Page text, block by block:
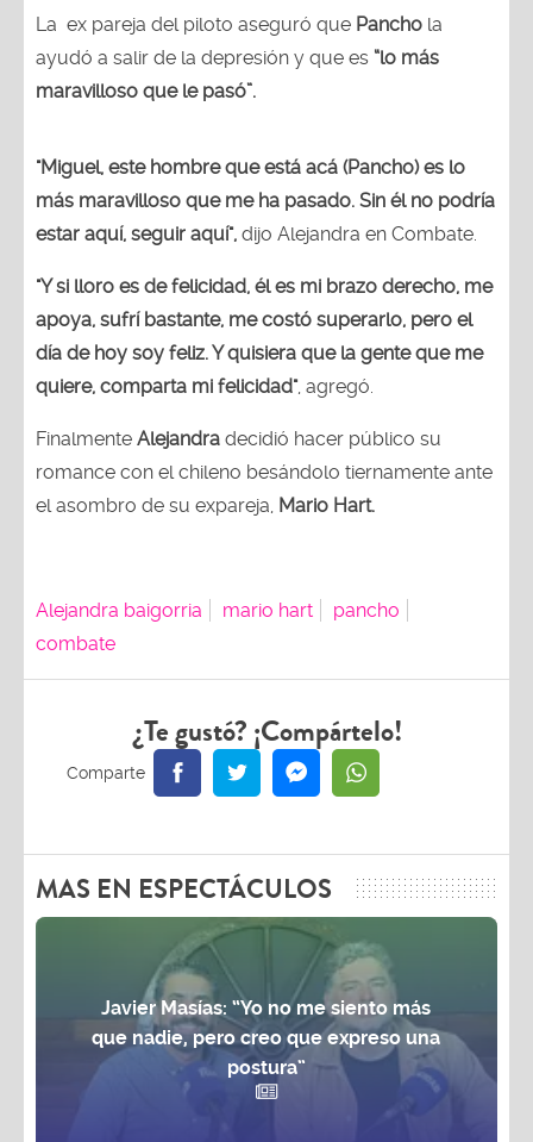
La ex pareja del piloto aseguró que Pancho la
ayudó a salir de la depresión y que es “lo más
maravilloso que le pasó”.
"Miguel, este hombre que está acá (Pancho) es lo
más maravilloso que me ha pasado. Sin él no podría
estar aquí, seguir aquí", dijo Alejandra en Combate.
"Y si lloro es de felicidad, él es mi brazo derecho, me
apoya, sufrí bastante, me costó superarlo, pero el
día de hoy soy feliz. Y quisiera que la gente que me
quiere, comparta mi felicidad", agregó.
Finalmente Alejandra decidió hacer público su
romance con el chileno besándolo tiernamente ante
el asombro de su expareja, Mario Hart.
Alejandra baigorria mario hart
pancho
combate
¿Te gustó? ¡Compártelo!
MAS EN ESPECTÁCULOS
Javier Masías: “Yo no me siento más
que nadie, pero creo que expreso una
postura”